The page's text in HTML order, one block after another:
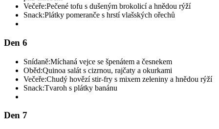
Večeře:Pečené tofu s dušeným brokolicí a hnědou rýží
Snack:Plátky pomeranče s hrstí vlašských ořechů
Den 6
Snídaně:Míchaná vejce se špenátem a česnekem
Oběd:Quinoa salát s cizrnou, rajčaty a okurkami
Večeře:Chudý hovězí stir-fry s mixem zeleniny a hnědou rýží
Snack:Tvaroh s plátky banánu
Den 7